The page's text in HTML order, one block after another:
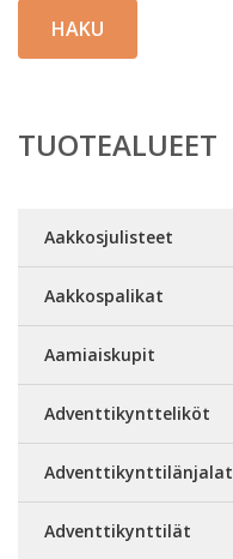
HAKU
TUOTEALUEET
Aakkosjulisteet
Aakkospalikat
Aamiaiskupit
Adventtikyntteliköt
Adventtikynttilänjalat
Adventtikynttilät